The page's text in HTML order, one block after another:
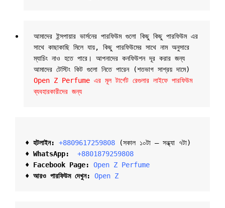
আমাদের ইন্সপায়ার ভার্সনের পারফিউম গুলো কিছু কিছু পারফিউম এর
সাথে কাছাকাছি মিলে যায়, কিছু পারফিউমের সাথে নাম অনুসারে
ম্যাচিং নাও হতে পারে। আপনাদের কনফিউশন দূর করার জন্য
Open Z Perfume এর মূল টার্গেট রেগুলার লাইফে পারফিউম
ব্যবহারকারীদের জন্য
♦ হটলাইন: +8809617259808
(সকাল ১০টা – সন্ধ্যা ৭টা)
♦ WhatsApp:
+8801879259808
♦ Facebook Page:
Open Z Perfume
♦ আরও পারফিউম দেখুন:
Open Z